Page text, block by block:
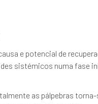
e potencial de
sistémicos numa fase
as pálpebras